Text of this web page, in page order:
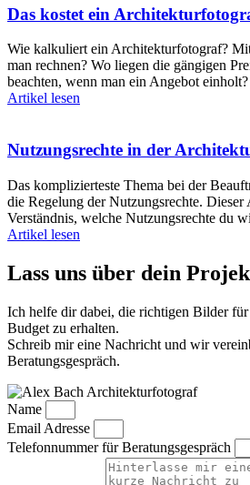
Das kostet ein
Wie kalkuliert ein Architekturfotograf?
man rechnen? Wo liegen die gängigen
beachten, wenn man ein Angebot einholt?
Artikel lesen
Nutzungsrechte in der
Das komplizierteste Thema bei der
die Regelung der Nutzungsrechte.
Verständnis, welche Nutzungsrechte du
Artikel lesen
Lass uns über dein
Ich helfe dir dabei, die richtigen Bilder
Budget zu erhalten.
Schreib mir eine Nachricht und wir
Beratungsgespräch.
Name
Email Adresse
Telefonnummer für Beratungsgespräch